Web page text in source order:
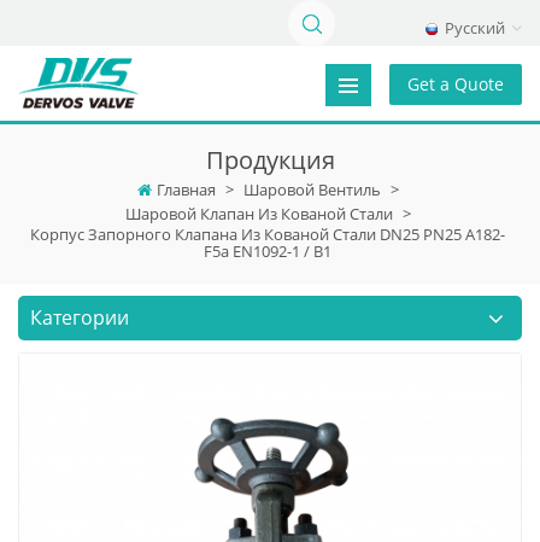
Русский
Get a Quote
Продукция
Главная > Шаровой Вентиль >
Шаровой Клапан Из Кованой Стали >
Корпус Запорного Клапана Из Кованой Стали DN25 PN25 A182-
F5a EN1092-1 / B1
Категории